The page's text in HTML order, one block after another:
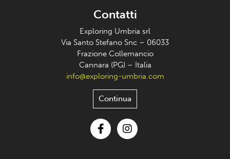
Contatti
Exploring Umbria srl
Via Santo Stefano Snc – 06033
Frazione Collemancio
Cannara (PG) – Italia
info@exploring-umbria.com
Continua